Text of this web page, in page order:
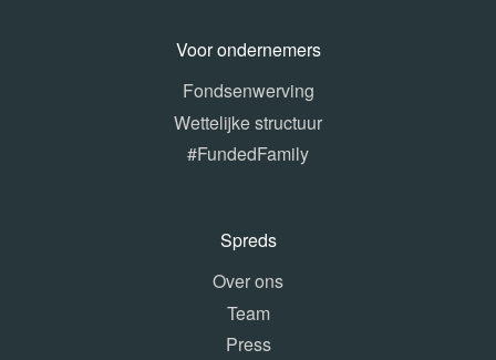
Voor ondernemers
Fondsenwerving
Wettelijke structuur
#FundedFamily
Spreds
Over ons
Team
Press